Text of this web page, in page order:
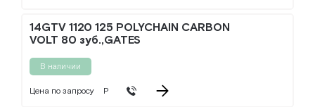
14GTV 1120 125 POLYCHAIN CARBON
VOLT 80 зуб.,GATES
В наличии
Цена по запросу Р